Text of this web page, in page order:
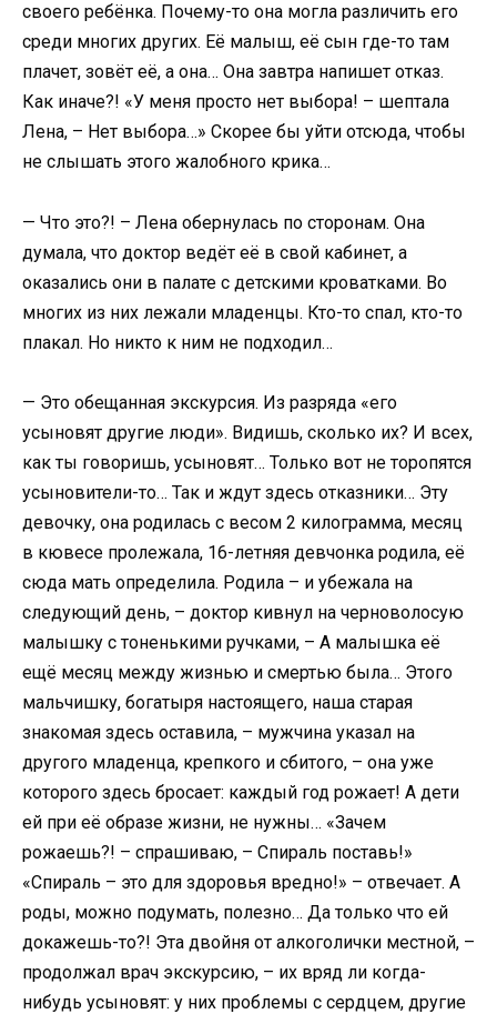
своего ребёнка. Почему-то она могла различить его
среди многих других. Её малыш, её сын где-то там
плачет, зовёт её, а она… Она завтра напишет отказ.
Как иначе?! «У меня просто нет выбора! – шептала
Лена, – Нет выбора…» Скорее бы уйти отсюда, чтобы
не слышать этого жалобного крика…
— Что это?! – Лена обернулась по сторонам. Она
думала, что доктор ведёт её в свой кабинет, а
оказались они в палате с детскими кроватками. Во
многих из них лежали младенцы. Кто-то спал, кто-то
плакал. Но никто к ним не подходил…
— Это обещанная экскурсия. Из разряда «его
усыновят другие люди». Видишь, сколько их? И всех,
как ты говоришь, усыновят… Только вот не торопятся
усыновители-то… Так и ждут здесь отказники… Эту
девочку, она родилась с весом 2 килограмма, месяц
в кювесе пролежала, 16-летняя девчонка родила, её
сюда мать определила. Родила – и убежала на
следующий день, – доктор кивнул на черноволосую
малышку с тоненькими ручками, – А малышка её
ещё месяц между жизнью и смертью была… Этого
мальчишку, богатыря настоящего, наша старая
знакомая здесь оставила, – мужчина указал на
другого младенца, крепкого и сбитого, – она уже
которого здесь бросает: каждый год рожает! А дети
ей при её образе жизни, не нужны… «Зачем
рожаешь?! – спрашиваю, – Спираль поставь!»
«Спираль – это для здоровья вредно!» – отвечает. А
роды, можно подумать, полезно… Да только что ей
докажешь-то?! Эта двойня от алкоголички местной, –
продолжал врач экскурсию, – их вряд ли когда-
нибудь усыновят: у них проблемы с сердцем, другие